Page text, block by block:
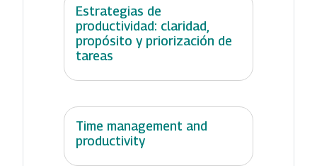
Estrategias de
productividad: claridad,
propósito y priorización de
tareas
Time management and
productivity